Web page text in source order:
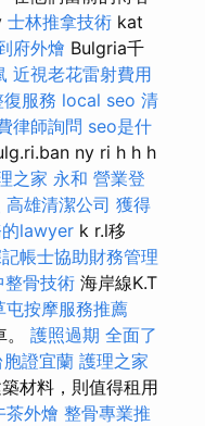
士林推拿技術 kat
府外燴 Bulgria千
近視老花雷射費用
服務 local seo 清
律師詢問 seo是什
ny ri h h h
之家 永和 營業登
高雄清潔公司 獲得
lawyer k r.l移
帳士協助財務管理
整骨技術 海岸線K.T
屯按摩服務推薦
護照過期 全面了
胞證宜蘭 護理之家
材料，則值得租用
茶外燴 整骨專業推